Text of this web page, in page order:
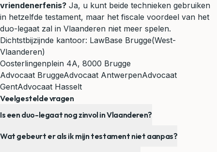
vriendenerfenis? Ja, u kunt beide technieken gebruiken
in hetzelfde testament, maar het fiscale voordeel van het
duo-legaat zal in Vlaanderen niet meer spelen.
Dichtstbijzijnde kantoor: LawBase Brugge(West-
Vlaanderen)
Oosterlingenplein 4A, 8000 Brugge
Advocaat BruggeAdvocaat AntwerpenAdvocaat
GentAdvocaat Hasselt
Veelgestelde vragen
Is een duo-legaat nog zinvol in Vlaanderen?
Wat gebeurt er als ik mijn testament niet aanpas?